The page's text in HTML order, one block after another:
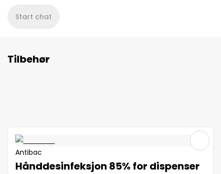
Start chat
Tilbehør
Antibac
Hånddesinfeksjon 85% for dispenser